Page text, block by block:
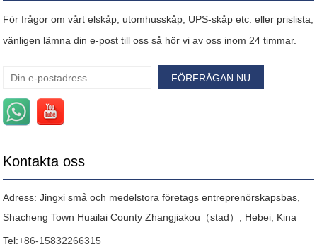
För frågor om vårt elskåp, utomhusskåp, UPS-skåp etc. eller prislista,
vänligen lämna din e-post till oss så hör vi av oss inom 24 timmar.
Kontakta oss
Adress: Jingxi små och medelstora företags entreprenörskapsbas,
Shacheng Town Huailai County Zhangjiakou（stad）, Hebei, Kina
Tel:+86-15832266315